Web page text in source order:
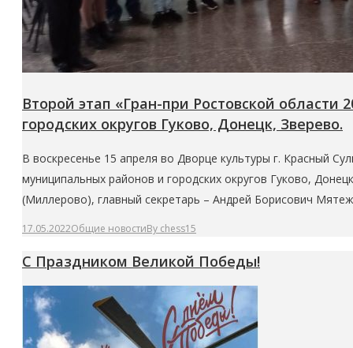
Второй этап «Гран-при Ростовской
городских округов Гуково, Донецк, Зверево.
В воскресенье 15 апреля во Дворце культуры г. Красный
муниципальных районов и городских округов Гуково,
(Миллерово), главный секретарь – Андрей Борисович
17.05.2022Общие новостиBy chess15
С Праздником Великой Победы!